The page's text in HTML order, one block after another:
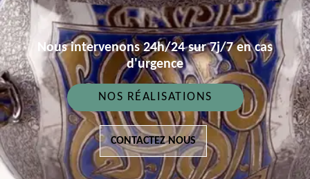
Nous intervenons 24h/24 sur 7j/7 en cas
d'urgence
NOS RÉALISATIONS
CONTACTEZ NOUS